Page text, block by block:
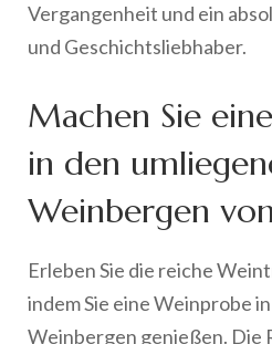
Vergangenheit und ein
und Geschichtsliebhaber.
Machen Sie
in den
Weinbergen
Erleben Sie die reiche
indem Sie eine Weinprobe
Weinbergen genießen. Die